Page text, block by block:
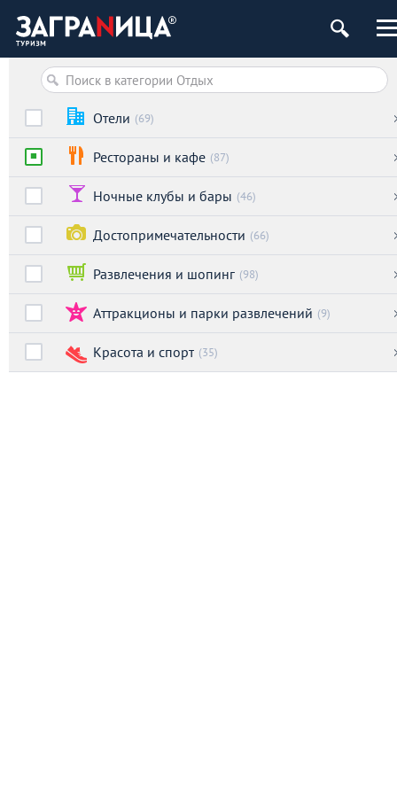
Отели (69)
Рестораны и кафе (87)
Ночные клубы и бары (46)
Достопримечательности (66)
Развлечения и шопинг (98)
Аттракционы и парки развлечений (9)
Красота и спорт (35)